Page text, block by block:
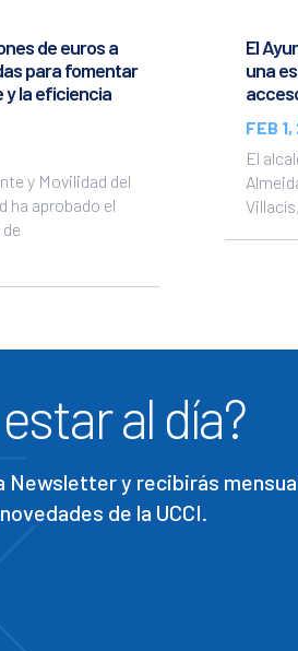
de euros a
para fomentar
y la eficiencia
y Movilidad del
ha aprobado el
El
una
FEB 1,
El
al día?
Newsletter y recibirás
de la UCCI.